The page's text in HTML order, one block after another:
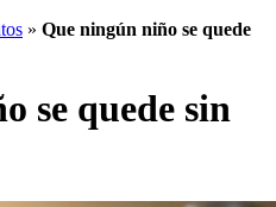
» Que ningún niño se quede
se quede sin